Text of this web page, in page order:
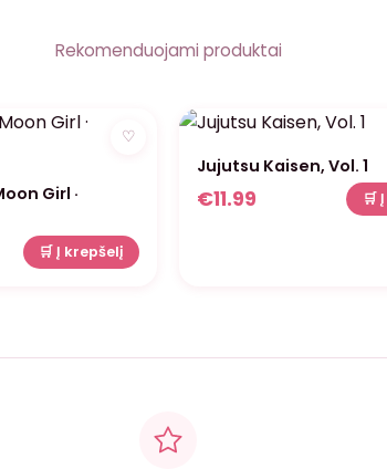
Rekomenduojami produktai
♡
Girl ·
🛒 Į krepšelį
Jujutsu Kaisen, Vol. 1
€11.99 🛒